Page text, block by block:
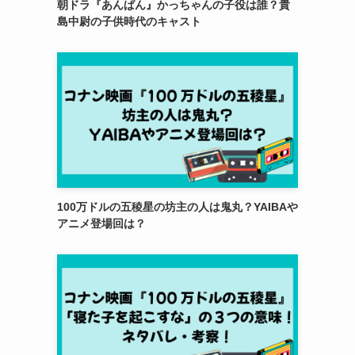
朝ドラ『あんぱん』かっちゃんの子役は誰？貴
島中尉の子供時代のキャスト
100万ドルの五稜星の坊主の人は鬼丸？YAIBAや
アニメ登場回は？